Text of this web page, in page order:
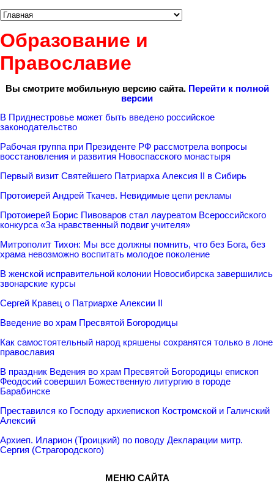
Образование и
Православие
Вы смотрите мобильную версию сайта. Перейти к полной
версии
В Приднестровье может быть введено российское
законодательство
Рабочая группа при Президенте РФ рассмотрела вопросы
восстановления и развития Новоспасского монастыря
Первый визит Святейшего Патриарха Алексия II в Сибирь
Протоиерей Андрей Ткачев. Невидимые цепи рекламы
Протоиерей Борис Пивоваров стал лауреатом Всероссийского
конкурса «За нравственный подвиг учителя»
Митрополит Тихон: Мы все должны помнить, что без Бога, без
храма невозможно воспитать молодое поколение
В женской исправительной колонии Новосибирска завершились
звонарские курсы
Сергей Кравец о Патриархе Алексии II
Введение во храм Пресвятой Богородицы
Как самостоятельный народ кряшены сохранятся только в лоне
православия
В праздник Ведения во храм Пресвятой Богородицы епископ
Феодосий совершил Божественную литургию в городе
Барабинске
Преставился ко Господу архиепископ Костромской и Галичский
Алексий
Архиеп. Иларион (Троицкий) по поводу Декларации митр.
Сергия (Страгородского)
МЕНЮ САЙТА